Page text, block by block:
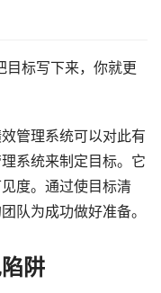
目标写下来，你就更
管理系统可以对此有
系统来制定目标。它
度。通过使目标清
队为成功做好准备。
阱